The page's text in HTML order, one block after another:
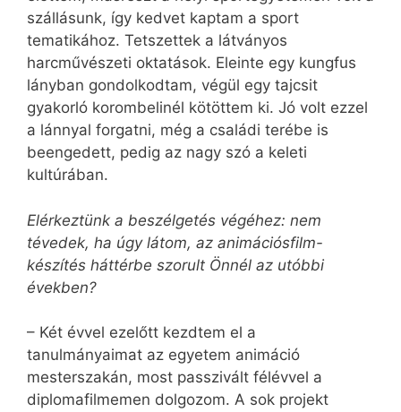
szállásunk, így kedvet kaptam a sport
tematikához. Tetszettek a látványos
harcművészeti oktatások. Eleinte egy kungfus
lányban gondolkodtam, végül egy tajcsit
gyakorló korombelinél kötöttem ki. Jó volt ezzel
a lánnyal forgatni, még a családi terébe is
beengedett, pedig az nagy szó a keleti
kultúrában.
Elérkeztünk a beszélgetés végéhez: nem
tévedek, ha úgy látom, az animációsfilm-
készítés háttérbe szorult Önnél az utóbbi
években?
– Két évvel ezelőtt kezdtem el a
tanulmányaimat az egyetem animáció
mesterszakán, most passzivált félévvel a
diplomafilmemen dolgozom. A sok projekt